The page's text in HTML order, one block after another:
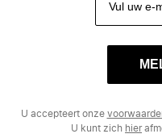
U accepteert onze
U kunt zich hier